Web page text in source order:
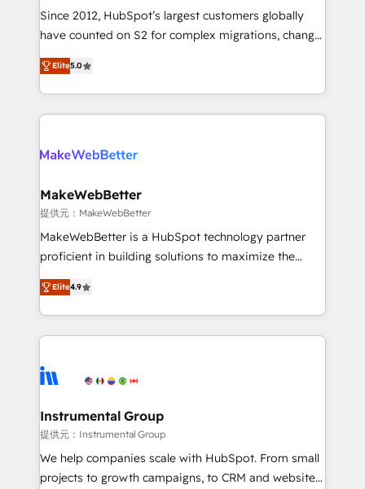
future.” Others agree it is proof of trust built through
measurable impact.
Since 2012, HubSpot’s largest customers globally
have counted on S2 for complex migrations, change
management, systems integration, and creative
solutions that deliver measurable impact and
transform brand experiences As one of the few full-
service creative agencies in the HubSpot
winning design to build scalable, globally
marketing campaigns, & RevOps frameworks that
fuel long-term success We connect the entire
customer lifecycle through seamless integrations,
ensure long-term adoption with change-
and service to drive sustainable growth With 6 key
HubSpot accreditations and experience across
teams has worked with clients just like you Let’s
explore whether S2 is the partner you’ve been
Elite5.0
MakeWebBetter
提供元：MakeWebBetter
MakeWebBetter is a HubSpot technology partner
proficient in building solutions to maximize the
operational efficiency of HubSpot. The fastest-
growing tech-enabler & facilitator, MakeWebBetter,
hands you the blend of HubSpot expertise &
eminent solutions & integrations. Trust us to
Elite Partners with 10+ years of HubSpot experience
Premier Partner 2023 🌟5 HubSpot Accreditations 🌟
Won HubSpot Theme Challenge 2021 🌟INBOUND’19
HubSpot Rising Star Why us? Harnessing the full
potential of the powerful HubSpot CRM. ✔️A team of
Elite4.9
Instrumental Group
提供元：Instrumental Group
We help companies scale with HubSpot. From small
projects to growth campaigns, to CRM and websites.